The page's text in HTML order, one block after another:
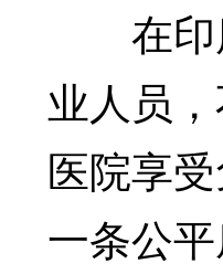
在印
业人员
医院享
一条公